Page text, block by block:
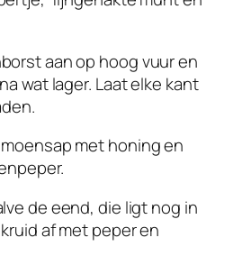
aan op hoog vuur en
wat lager. Laat elke kant
met honing en
de eend, die ligt nog in
af met peper en